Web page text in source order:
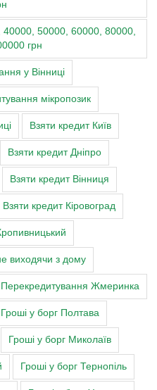
40000, 50000, 60000, 80000,
грн
у Вінниці
мікропозик
Взяти кредит Київ
Взяти кредит Дніпро
Взяти кредит Вінниця
Взяти кредит Кіровоград
виходячи з дому
Перекредитування Жмеринка
Гроші у борг Полтава
Гроші у борг Миколаїв
Гроші у борг Тернопіль